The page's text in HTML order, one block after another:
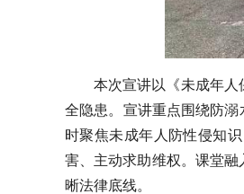
本次宣讲以《未成年
全隐患。宣讲重点围绕防溺
时聚焦未成年人防性侵知
害、主动求助维权。 课堂融
晰法律底线。